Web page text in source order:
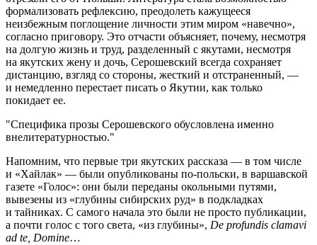
формализовать рефлексию, преодолеть кажущееся
неизбежным поглощение личности этим миром «навечно»,
согласно приговору. Это отчасти объясняет, почему, несмотря
на долгую жизнь и труд, разделенный с якутами, несмотря
на якутских жену и дочь, Серошевский всегда сохраняет
дистанцию, взгляд со стороны, жесткий и отстраненный, —
и немедленно перестает писать о Якутии, как только
покидает ее.
Специфика прозы Серошевского обусловлена именно
внелитературностью.
Напомним, что первые три якутских рассказа — в том числе
и «Хайлак» — были опубликованы по‐польски, в варшавской
газете «Голос»: они были переданы окольными путями,
вывезены из «глубины сибирских руд» в подкладках
и тайниках. С самого начала это были не просто публикации,
а почти голос с того света, «из глубины», De profundis clamavi
ad te, Domine…